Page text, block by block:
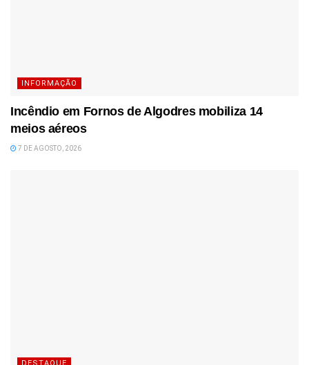
INFORMAÇÃO
Incêndio em Fornos de Algodres mobiliza 14
meios aéreos
7 DE AGOSTO, 2026